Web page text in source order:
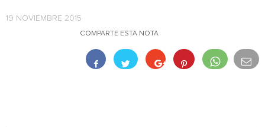
19 NOVIEMBRE 2015
COMPARTE ESTA NOTA